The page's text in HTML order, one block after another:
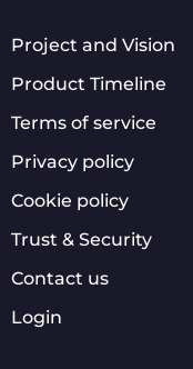
Project and Vision
Product Timeline
Terms of service
Privacy policy
Cookie policy
Trust & Security
Contact us
Login